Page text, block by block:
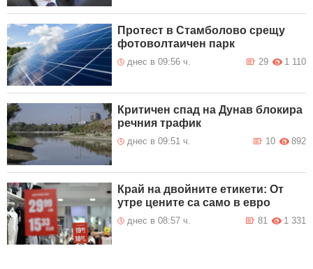
Протест в Стамболово срещу
фотоволтаичен парк
днес в 09:56 ч. 1 110
29
Критичен спад на Дунав блокира
речния трафик
днес в 09:51 ч. 892
10
Край на двойните етикети: От
утре цените са само в евро
днес в 08:57 ч. 1 331
81